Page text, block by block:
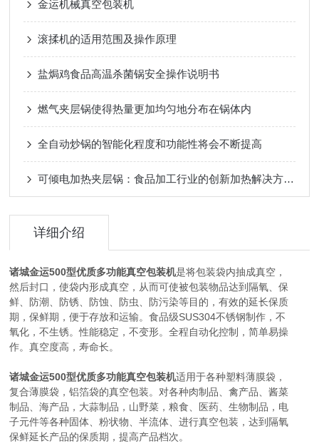
金运机械真空包装机
滚揉机的适用范围及操作原理
盐焗鸡食品高温杀菌锅安全操作说明书
燃气夹层锅使得热量更加均匀地分布在锅体内
全自动炒锅的智能化程度和功能性将会不断提高
可倾电加热夹层锅：食品加工行业的创新加热解决方案及其高效应用
详细介绍
诸城金运500型优质多功能真空包装机是将包装袋内抽成真空，
然后封口，使袋内形成真空，从而可使被包装物品达到隔氧、保
鲜、防潮、防锈、防蚀、防虫、防污染等目的，有效的延长保质
期，保鲜期，便于存放和运输。食品级SUS304不锈钢制作，不
氧化，不生锈。性能稳定，不变形。全程自动化控制，简单易操
作。真空度高，寿命长。
诸城金运500型优质多功能真空包装机适用于各种塑料薄膜袋，
复合薄膜袋，铝箔袋的真空包装。对各种肉制品、禽产品、酱菜
制品、海产品，大蒜制品，山野菜，粮食、医药、生物制品，电
子元件等各种固体、粉状物、半流体、进行真空包装，达到隔氧
保鲜延长产品的保质期，提高产品档次。